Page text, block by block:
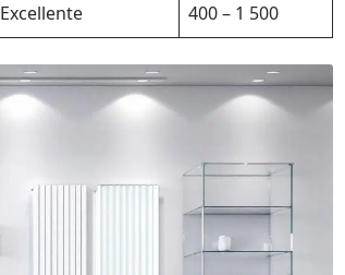
Excellente 400 – 1 500